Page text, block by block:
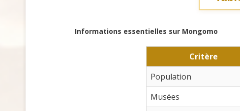
Informations essentielles sur Mongomo
Critère
Population
Musées